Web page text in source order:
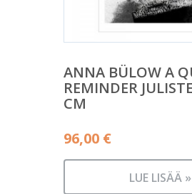
ANNA BÜLOW A
REMINDER
CM
96,00 €
LUE LISÄÄ »